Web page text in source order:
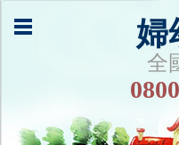
婦
全